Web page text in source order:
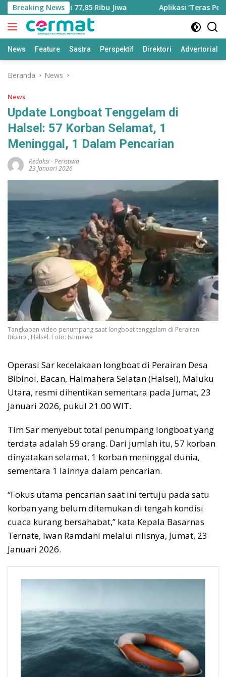
Langsung
ke
konten
Breaking News
Jadi 77,85 Ribu Jiwa Aplikasi ‘Teras
News Feature Sastra Perspektif Direktori Advertorial
Beranda News
News
Update Longboat Tenggelam di
Halsel: 57 Korban Selamat, 1
Meninggal, 1 Dalam Pencarian
Redaksi-Peristiwa
23 Januari 2026
Tangkapan video penumpang saat longboat tenggelam di Perairan
Bibinoi, Halsel. Foto: Istimewa
Operasi Sar kecelakaan longboat di Perairan Desa
Bibinoi, Bacan, Halmahera Selatan (Halsel), Maluku
Utara, resmi dihentikan sementara pada Jumat, 23
Januari 2026, pukul 21.00 WIT.
Tim Sar menyebut total penumpang longboat yang
terdata adalah 59 orang. Dari jumlah itu, 57 korban
dinyatakan selamat, 1 korban meninggal dunia,
sementara 1 lainnya dalam pencarian.
“Fokus utama pencarian saat ini tertuju pada satu
korban yang belum ditemukan di tengah kondisi
cuaca kurang bersahabat,” kata Kepala Basarnas
Ternate, Iwan Ramdani melalui rilisnya, Jumat, 23
Januari 2026.